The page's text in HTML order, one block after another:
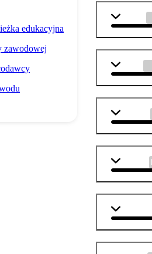
edukacyjna
zawodowej